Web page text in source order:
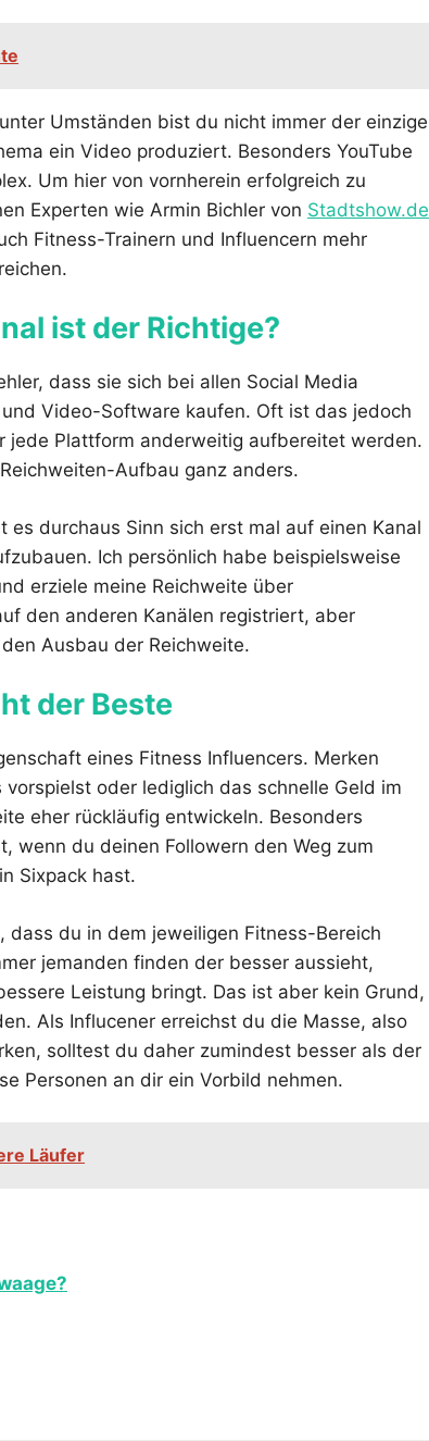
Umständen bist du nicht immer der einzige
ein Video produziert. Besonders YouTube
Um hier von vornherein erfolgreich zu
Experten wie Armin Bichler von Stadtshow.de
Fitness-Trainern und Influencern mehr
ist der Richtige?
dass sie sich bei allen Social Media
Video-Software kaufen. Oft ist das jedoch
jede Plattform anderweitig aufbereitet werden.
Aufbau ganz anders.
durchaus Sinn sich erst mal auf einen Kanal
Ich persönlich habe beispielsweise
erziele meine Reichweite über
den anderen Kanälen registriert, aber
Ausbau der Reichweite.
der Beste
eines Fitness Influencers. Merken
oder lediglich das schnelle Geld im
eher rückläufig entwickeln. Besonders
wenn du deinen Followern den Weg zum
Sixpack hast.
du in dem jeweiligen Fitness-Bereich
jemanden finden der besser aussieht,
Leistung bringt. Das ist aber kein Grund,
Als Influcener erreichst du die Masse, also
solltest du daher zumindest besser als der
Personen an dir ein Vorbild nehmen.
Läufer